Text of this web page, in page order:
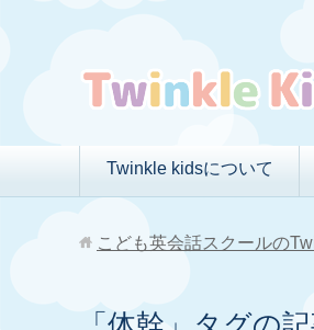
Twinkle kidsについて
こども英会話スクールの